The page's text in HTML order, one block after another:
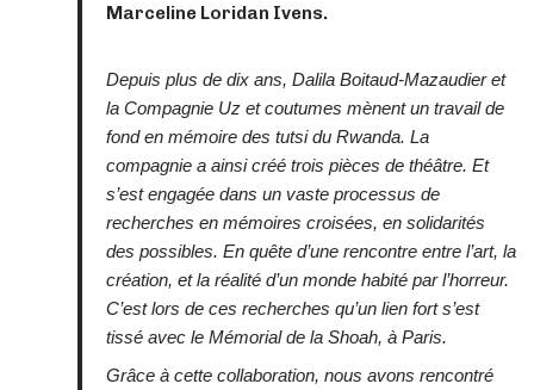
Marceline Loridan Ivens.
Depuis plus de dix ans, Dalila Boitaud-Mazaudier et
la Compagnie Uz et coutumes mènent un travail de
fond en mémoire des tutsi du Rwanda. La
compagnie a ainsi créé trois pièces de théâtre. Et
s’est engagée dans un vaste processus de
recherches en mémoires croisées, en solidarités
des possibles. En quête d’une rencontre entre l’art, la
création, et la réalité d’un monde habité par l’horreur.
C’est lors de ces recherches qu’un lien fort s’est
tissé avec le Mémorial de la Shoah, à Paris.
Grâce à cette collaboration, nous avons rencontré